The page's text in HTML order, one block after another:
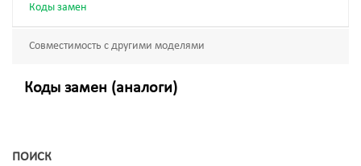
Коды замен
Совместимость с другими моделями
Коды замен (аналоги)
ПОИСК